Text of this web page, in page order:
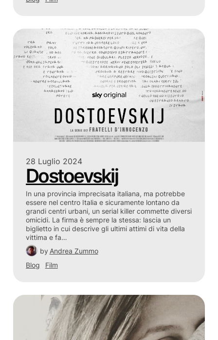
28 Luglio 2024
Dostoevskij
In una provincia imprecisata italiana, ma potrebbe
essere nel centro Italia e sicuramente lontano da
grandi centri urbani, un serial killer commette diversi
omicidi. La firma è sempre la stessa: lascia un
biglietto in cui descrive gli ultimi attimi di vita della
vittima e fa…
by Andrea Zummo
Blog
Film